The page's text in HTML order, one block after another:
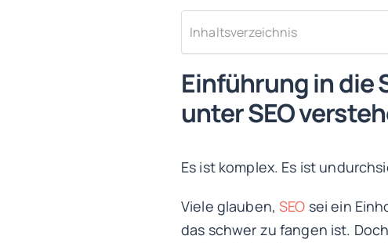
Inhaltsverzeichnis
Einführung in die
unter SEO
Es ist komplex. Es ist
Viele glauben,SEO sei ein
das schwer zu fangen ist.